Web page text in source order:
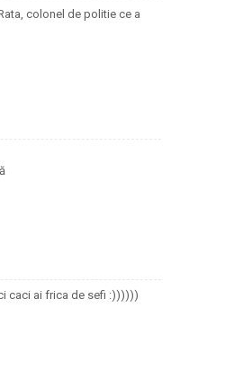
colonel de politie ce a
caci ai frica de sefi :))))))